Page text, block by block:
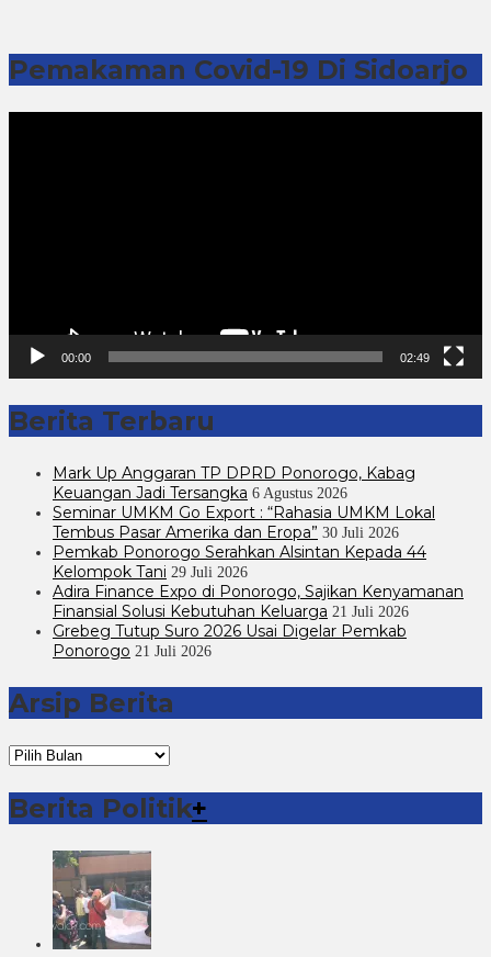
Pemakaman Covid-19 Di Sidoarjo
00:00 02:49
Berita Terbaru
Mark Up Anggaran TP DPRD Ponorogo, Kabag
Keuangan Jadi Tersangka 6 Agustus 2026
Seminar UMKM Go Export : “Rahasia UMKM Lokal
Tembus Pasar Amerika dan Eropa” 30 Juli 2026
Pemkab Ponorogo Serahkan Alsintan Kepada 44
Kelompok Tani 29 Juli 2026
Adira Finance Expo di Ponorogo, Sajikan Kenyamanan
Finansial Solusi Kebutuhan Keluarga 21 Juli 2026
Grebeg Tutup Suro 2026 Usai Digelar Pemkab
Ponorogo 21 Juli 2026
Arsip Berita
Arsip
Berita
Berita Politik+